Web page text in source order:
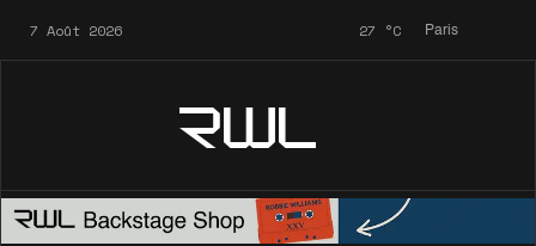
7 Août 2026 Paris
27 °C
RWL